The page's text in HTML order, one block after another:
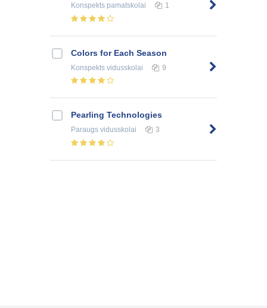
Konspekts pamatskolai 1
Colors for Each Season
Konspekts vidusskolai 9
Pearling Technologies
Paraugs vidusskolai 3